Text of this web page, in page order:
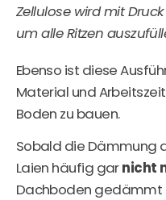
Zellulose wird mit
um alle Ritzen
Ebenso ist diese
Material und
Boden zu bauen.
Sobald die Dämmung
Laien häufig garnicht
Dachboden gedämmt